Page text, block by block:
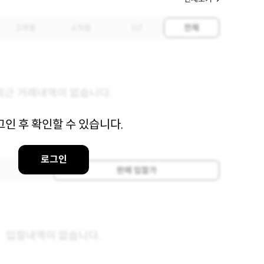
인 후 확인할 수 있습니다.
로그인
전체
판매 입찰가